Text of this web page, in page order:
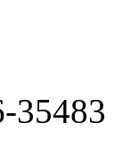
35483